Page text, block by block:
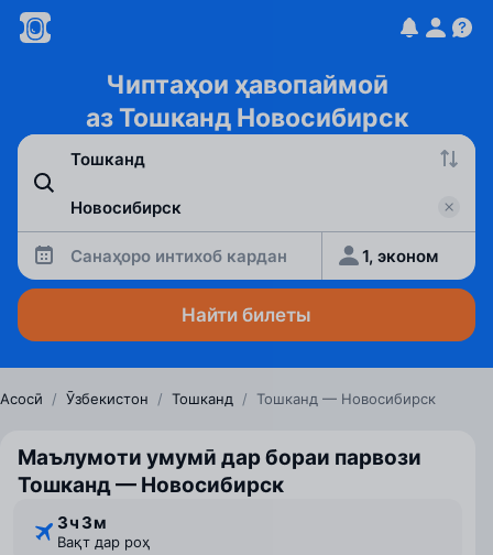
Чиптаҳои ҳавопаймоӣ
аз Тошканд Новосибирск
Санаҳоро интихоб кардан 1, эконом
Найти билеты
Асосӣ / Ӯзбекистон / Тошканд / Тошканд — Новосибирск
Маълумоти умумӣ дар бораи парвози
Тошканд — Новосибирск
3 ⁠ч 3 ⁠м
Вақт дар роҳ